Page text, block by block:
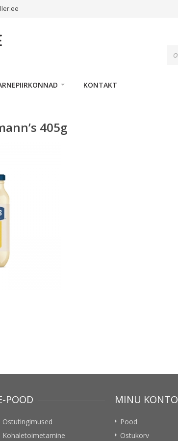
KONTAKT
405g
POOD
Ostutingimused
Kohaletoimetamine
MINU KONTO
Pood
Ostukorv